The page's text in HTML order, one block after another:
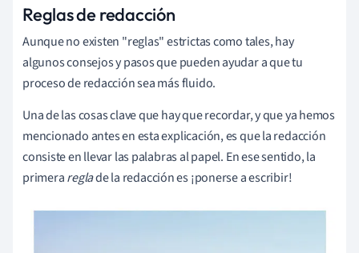
Reglas de redacción
Aunque no existen "reglas" estrictas como tales, hay
algunos consejos y pasos que pueden ayudar a que tu
proceso de redacción sea más fluido.
Una de las cosas clave que hay que recordar, y que ya hemos
mencionado antes en esta explicación, es que la redacción
consiste en llevar las palabras al papel. En ese sentido, la
primerareglade la redacción es ¡ponerse a escribir!